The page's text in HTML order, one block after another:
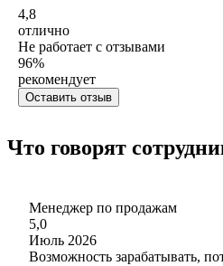
4,8
отлично
Не работает с отзывами
96%
рекомендует
Оставить отзыв
Что говорят
Менеджер по продажам
5,0
Июль 2026
Возможность зарабатывать,